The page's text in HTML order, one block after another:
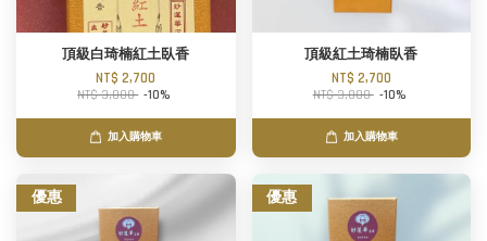
頂級白琦楠紅土臥香
NT$ 2,700
NT$ 3,000 -10%
加入購物車
頂級紅土琦楠臥香
NT$ 2,700
NT$ 3,000 -10%
加入購物車
優惠 優惠